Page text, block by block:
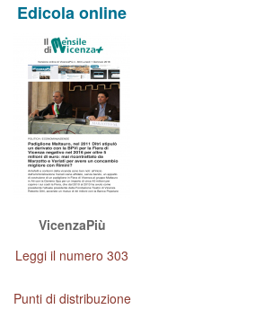
Edicola online
VicenzaPiù
Leggi il numero 303
Punti di distribuzione